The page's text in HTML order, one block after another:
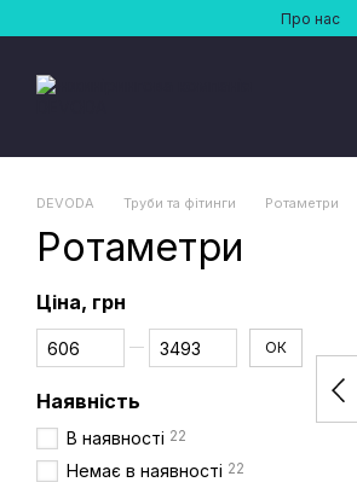
Перейти до основного контентуПро нас
DEVODA Труби та фітинги Ротаметри
Ротаметри
Ціна, грн
Від Ціна, грн
До Ціна, грн ОК
Наявність
В наявності 22
Немає в наявності 22